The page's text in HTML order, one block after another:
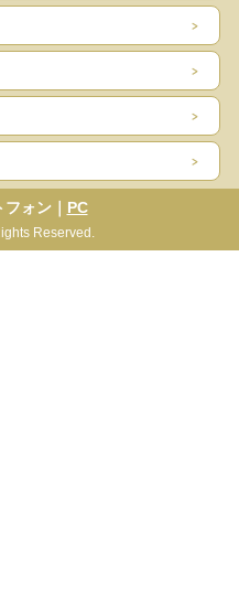
ォン｜ PC
Reserved.